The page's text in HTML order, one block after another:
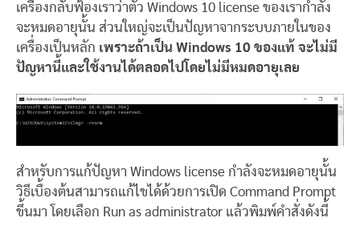
เครื่องกลับฟ้องเราว่าตัว Windows 10 license ของเรากำลัง
จะหมดอายุนั้น ส่วนใหญ่จะเป็นปัญหาจากระบบภายในของ
เครื่องเป็นหลัก เพราะถ้าเป็น Windows 10 ของแท้ จะไม่มี
ปัญหานี้และใช้งานได้ตลอดไปโดยไม่มีหมดอายุเลย
สำหรับการแก้ปัญหา Windows license กำลังจะหมดอายุนั้น
วิธีเบื้องต้นสามารถแก้ไขได้ด้วยการเปิด Command Prompt
ขึ้นมา โดยเลือก Run as administrator แล้วพิมพ์คำสั่งดังนี้